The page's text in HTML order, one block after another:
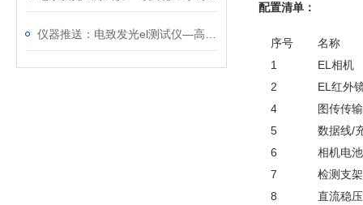
配置清单：
序号
名称
1
EL相机
2
EL红外
4
图传传
5
数据线/
6
相机电池
7
检测支架
8
直流稳